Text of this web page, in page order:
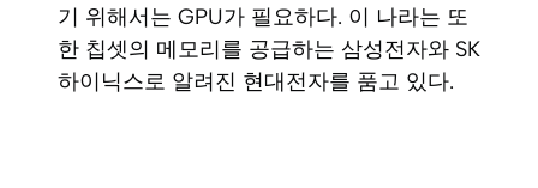
기 위해서는 GPU가 필요하다. 이 나라는 또
한 칩셋의 메모리를 공급하는 삼성전자와 SK
하이닉스로 알려진 현대전자를 품고 있다.